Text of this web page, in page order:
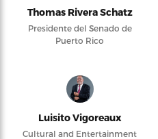
Thomas Rivera Schatz
Presidente del Senado de
Puerto Rico
Luisito Vigoreaux
Cultural and Entertainment